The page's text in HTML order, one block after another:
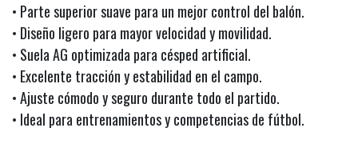
• Parte superior suave para un mejor control del balón.
• Diseño ligero para mayor velocidad y movilidad.
• Suela AG optimizada para césped artificial.
• Excelente tracción y estabilidad en el campo.
• Ajuste cómodo y seguro durante todo el partido.
• Ideal para entrenamientos y competencias de fútbol.